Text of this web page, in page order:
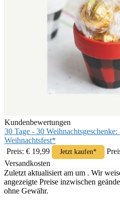
Kundenbewertungen
30 Tage - 30
Weihnachtsfest*
Preis: € 19,99
Jetzt kaufen*
Versandkosten
Zuletzt aktualisiert am um . Wir
angezeigte Preise inzwischen
ohne Gewähr.